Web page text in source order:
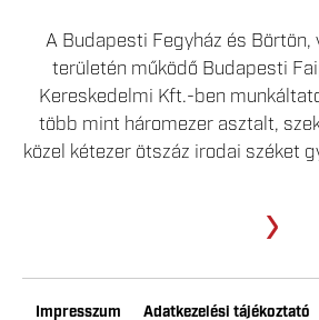
A Budapesti Fegyház és Börtön,
területén működő Budapesti
Kereskedelmi Kft.-ben
több mint háromezer asztalt,
közel kétezer ötszáz irodai széket
›
Impresszum Adatkezelési tájékoztató